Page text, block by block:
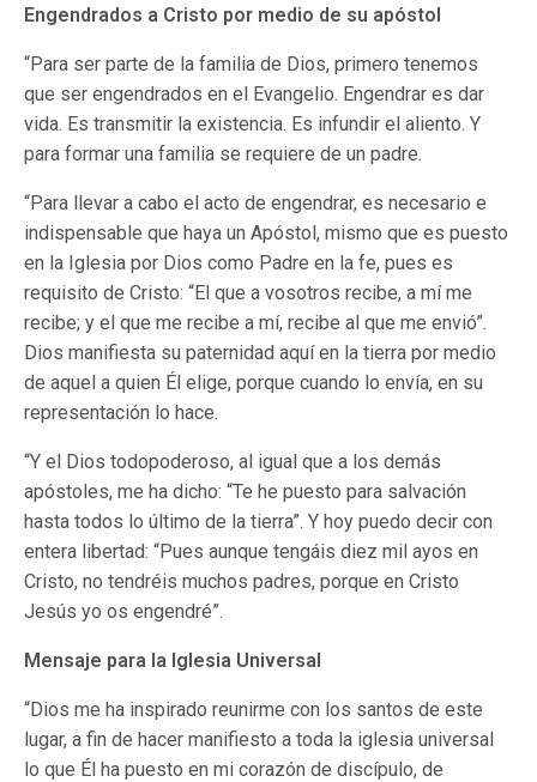
Engendrados a Cristo por medio de su apóstol
“Para ser parte de la familia de Dios, primero tenemos
que ser engendrados en el Evangelio. Engendrar es dar
vida. Es transmitir la existencia. Es infundir el aliento. Y
para formar una familia se requiere de un padre.
“Para llevar a cabo el acto de engendrar, es necesario e
indispensable que haya un Apóstol, mismo que es puesto
en la Iglesia por Dios como Padre en la fe, pues es
requisito de Cristo: “El que a vosotros recibe, a mí me
recibe; y el que me recibe a mí, recibe al que me envió”.
Dios manifiesta su paternidad aquí en la tierra por medio
de aquel a quien Él elige, porque cuando lo envía, en su
representación lo hace.
“Y el Dios todopoderoso, al igual que a los demás
apóstoles, me ha dicho: “Te he puesto para salvación
hasta todos lo último de la tierra”. Y hoy puedo decir con
entera libertad: “Pues aunque tengáis diez mil ayos en
Cristo, no tendréis muchos padres, porque en Cristo
Jesús yo os engendré”.
Mensaje para la Iglesia Universal
“Dios me ha inspirado reunirme con los santos de este
lugar, a fin de hacer manifiesto a toda la iglesia universal
lo que Él ha puesto en mi corazón de discípulo, de